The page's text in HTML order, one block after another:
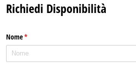
Richiedi Disponibilità
Nome*
(richiesto)